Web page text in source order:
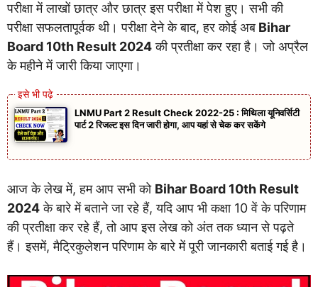
परीक्षा में लाखों छात्र और छात्र इस परीक्षा में पेश हुए। सभी की
परीक्षा सफलतापूर्वक थी। परीक्षा देने के बाद, हर कोई अब Bihar
Board 10th Result 2024की प्रतीक्षा कर रहा है। जो अप्रैल
के महीने में जारी किया जाएगा।
LNMU Part 2 Result Check 2022-25 : मिथिला यूनिवर्सिटी
पार्ट 2 रिजल्ट इस दिन जारी होगा, आप यहां से चेक कर सकेंगे
आज के लेख में, हम आप सभी को Bihar Board 10th Result
2024के बारे में बताने जा रहे हैं, यदि आप भी कक्षा 10 वें के परिणाम
की प्रतीक्षा कर रहे हैं, तो आप इस लेख को अंत तक ध्यान से पढ़ते
हैं। इसमें, मैट्रिकुलेशन परिणाम के बारे में पूरी जानकारी बताई गई है।